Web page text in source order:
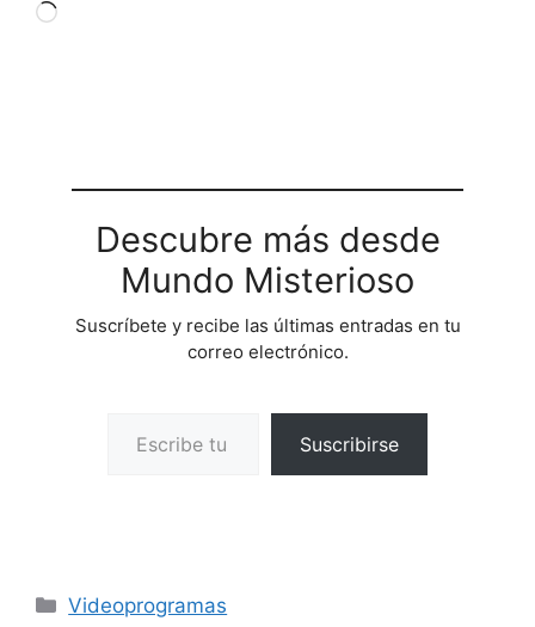
Cargando...
Descubre más desde
Mundo Misterioso
Suscríbete y recibe las últimas entradas en tu
correo electrónico.
Suscribirse
Categorías
Videoprogramas